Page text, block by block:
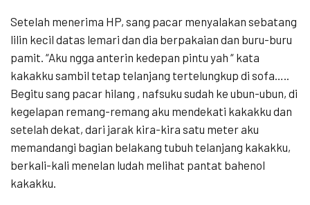
Setelah menerima HP, sang pacar menyalakan sebatang
lilin kecil datas lemari dan dia berpakaian dan buru-buru
pamit. “Aku ngga anterin kedepan pintu yah “ kata
kakakku sambil tetap telanjang tertelungkup di sofa…..
Begitu sang pacar hilang , nafsuku sudah ke ubun-ubun, di
kegelapan remang-remang aku mendekati kakakku dan
setelah dekat, dari jarak kira-kira satu meter aku
memandangi bagian belakang tubuh telanjang kakakku,
berkali-kali menelan ludah melihat pantat bahenol
kakakku.